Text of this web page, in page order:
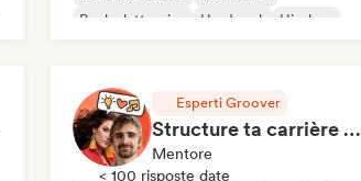
Rock elettronico
Hard rock
Hip-hop
Esperti Groover
Structure ta carrière en 1h de Coaching
Mentore
< 100 risposte date